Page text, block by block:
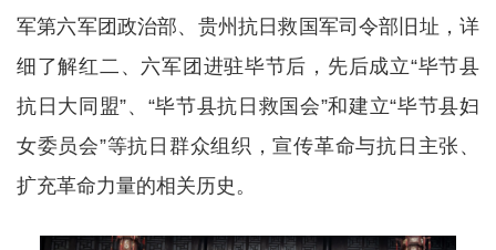
军第六军团政治部、贵州抗日救国军司令部旧址，详
细了解红二、六军团进驻毕节后，先后成立“毕节县
抗日大同盟”、“毕节县抗日救国会”和建立“毕节县妇
女委员会”等抗日群众组织，宣传革命与抗日主张、
扩充革命力量的相关历史。